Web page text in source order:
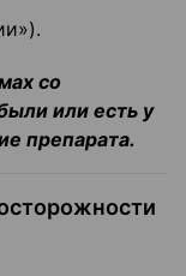
со
или есть у
препарата.